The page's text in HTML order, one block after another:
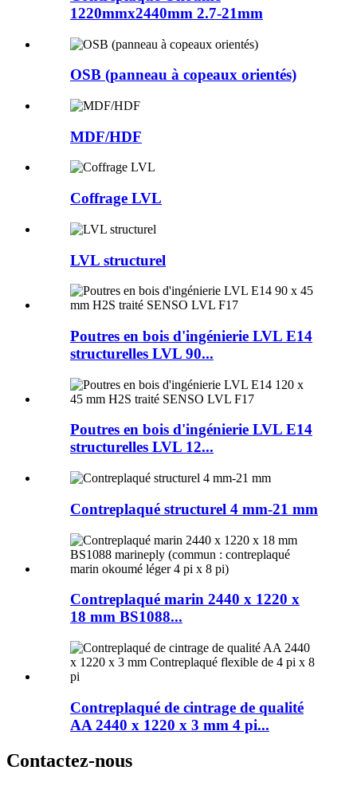
1220mmx2440mm 2.7-21mm
OSB (panneau à copeaux orientés)
MDF/HDF
Coffrage LVL
LVL structurel
Poutres en bois d'ingénierie LVL E14
structurelles LVL 90...
Poutres en bois d'ingénierie LVL E14
structurelles LVL 12...
Contreplaqué structurel 4 mm-21 mm
Contreplaqué marin 2440 x 1220 x
18 mm BS1088...
Contreplaqué de cintrage de qualité
AA 2440 x 1220 x 3 mm 4 pi...
Contactez-nous